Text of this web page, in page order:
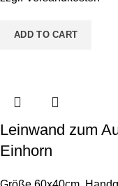
ADD TO CART
Leinwand zum
Einhorn